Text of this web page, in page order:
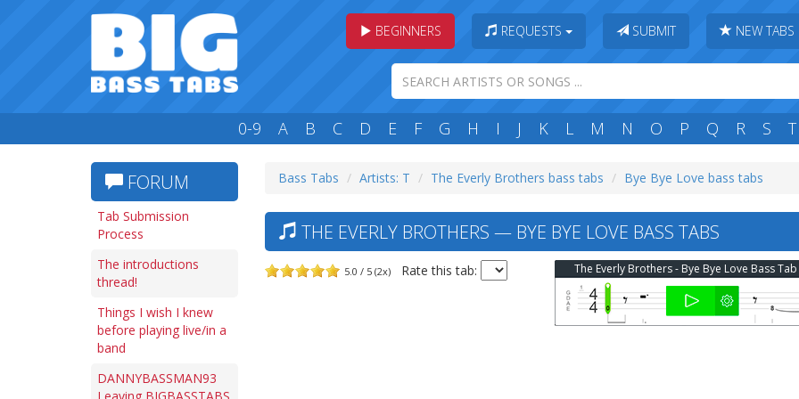
BEGINNERS REQUESTS SUBMIT NEW TABS
0-9 A B C D E F G H I J K L M N O P Q R S T
FORUM
Tab Submission
Process
The introductions
thread!
Things I wish I knew
before playing live/in a
band
DANNYBASSMAN93
Bass Tabs Artists: T The Everly Brothers bass tabs Bye Bye Love bass tabs
THE EVERLY BROTHERS — BYE BYE LOVE BASS TABS
5.0 / 5 (2x) Rate this tab: The Everly Brothers - Bye Bye Love Bass Tab